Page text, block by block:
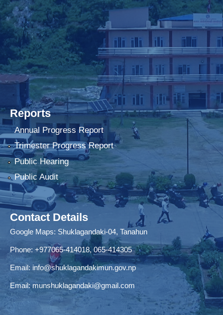
Reports
Annual Progress Report
Trimester Progress Report
Public Hearing
Public Audit
Contact Details
Google Maps: Shuklagandaki-04, Tanahun
Phone: +977065-414018,065-414305
Email: info@shuklagandakimun.gov.np
Email:munshuklagandaki@gmail.com